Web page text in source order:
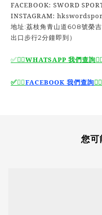
FACEBOOK: SWORD
INSTAGRAM:
地址:荔枝角青山道608號榮
出口步行2分鐘即到）
✅🙆‍♂️WHATSAPP 我們查詢
✅🙆‍♂️FACEBOOK 我們查詢🙆‍♂️
您